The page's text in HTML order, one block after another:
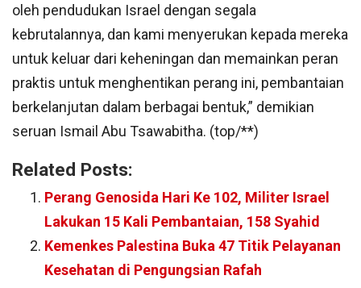
oleh pendudukan Israel dengan segala
kebrutalannya, dan kami menyerukan kepada mereka
untuk keluar dari keheningan dan memainkan peran
praktis untuk menghentikan perang ini, pembantaian
berkelanjutan dalam berbagai bentuk,” demikian
seruan Ismail Abu Tsawabitha. (top/**)
Related Posts:
Perang Genosida Hari Ke 102, Militer Israel
Lakukan 15 Kali Pembantaian, 158 Syahid
Kemenkes Palestina Buka 47 Titik Pelayanan
Kesehatan di Pengungsian Rafah